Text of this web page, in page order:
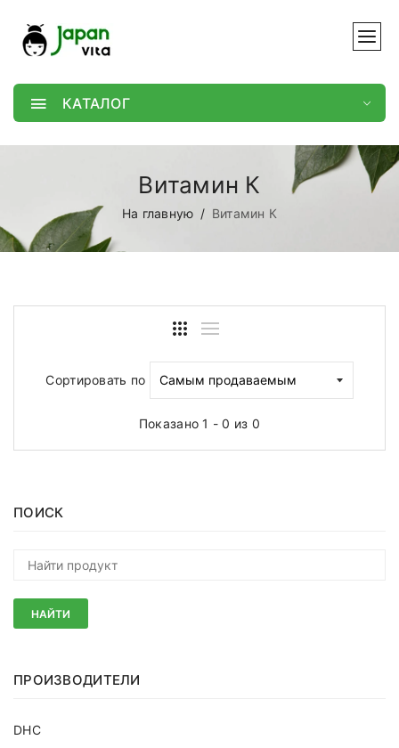
КАТАЛОГ
Витамин К
На главную Витамин К
Сортировать по
Показано 1 - 0 из 0
ПОИСК
НАЙТИ
ПРОИЗВОДИТЕЛИ
DHC